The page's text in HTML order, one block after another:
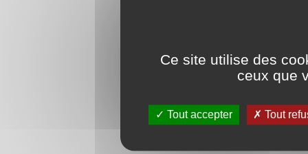
Ce site utilise des
ceux que
Tout accepter Tout